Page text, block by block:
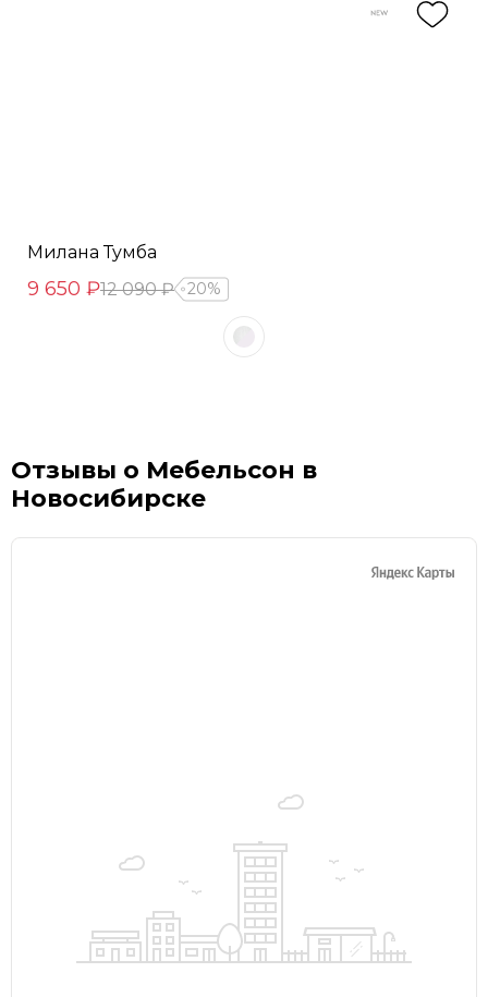
Милана Тумба
9 650 ₽12 090 ₽ 20%
Отзывы о Мебельсон в
Новосибирске